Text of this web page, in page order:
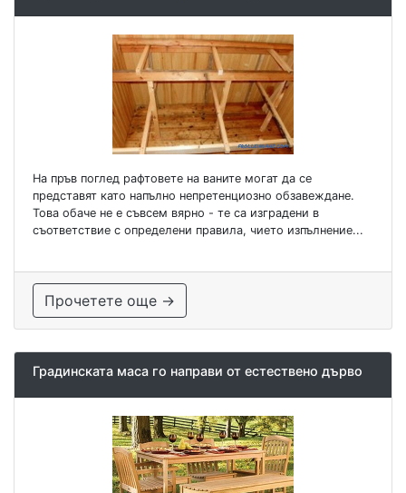
На пръв поглед рафтовете на ваните могат да се
представят като напълно непретенциозно обзавеждане.
Това обаче не е съвсем вярно - те са изградени в
съответствие с определени правила, чието изпълнение...
Прочетете още →
Градинската маса го направи от естествено дърво